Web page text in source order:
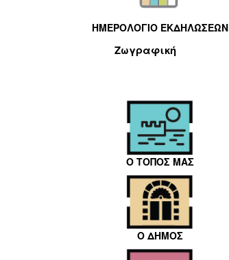
ΗΜΕΡΟΛΟΓΙΟ ΕΚΔΗΛΩΣΕΩΝ
Ζωγραφική
Ο ΤΟΠΟΣ ΜΑΣ
Ο ΔΗΜΟΣ